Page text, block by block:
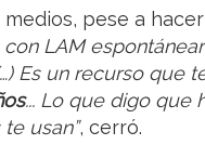
medios, pese a hacer
LAM
Es un recurso que
... Lo que digo que
usan”, cerró.